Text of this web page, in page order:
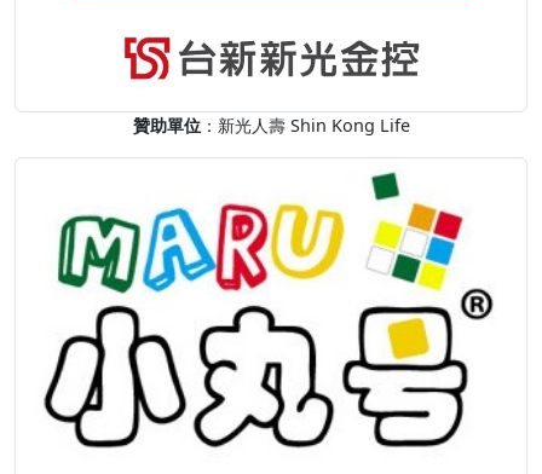
贊助單位：新光人壽 Shin Kong Life